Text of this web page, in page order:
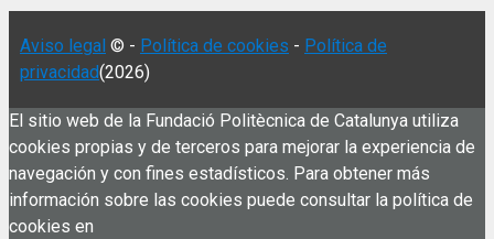
Aviso legal © - Política de cookies - Política de
privacidad(2026)
El sitio web de la Fundació Politècnica de Catalunya utiliza
cookies propias y de terceros para mejorar la experiencia de
navegación y con fines estadísticos. Para obtener más
información sobre las cookies puede consultar la política de
cookies en